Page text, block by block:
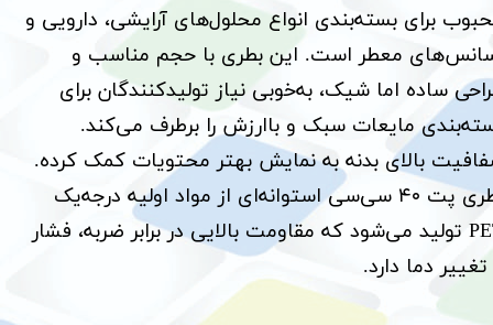
برای بسته‌بندی انواع محلول‌های آرایشی، دارویی و
معطر است. این بطری با حجم مناسب و
ساده اما شیک، به‌خوبی نیاز تولیدکنندگان برای
مایعات سبک و باارزش را برطرف می‌کند.
بالای بدنه به نمایش بهتر محتویات کمک کرده.
بطری پت ۴۰ سی‌سی استوانه‌ای از مواد اولیه درجه‌یک
PET تولید می‌شود که مقاومت بالایی در برابر ضربه، فشار
دما دارد.